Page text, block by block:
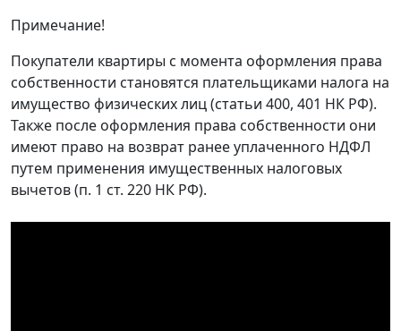
Примечание!
Покупатели квартиры с момента оформления права
собственности становятся плательщиками налога на
имущество физических лиц (статьи 400, 401 НК РФ).
Также после оформления права собственности они
имеют право на возврат ранее уплаченного НДФЛ
путем применения имущественных налоговых
вычетов (п. 1 ст. 220 НК РФ).